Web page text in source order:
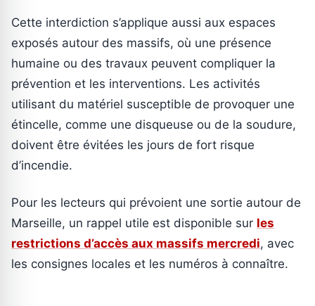
Cette interdiction s’applique aussi aux espaces
exposés autour des massifs, où une présence
humaine ou des travaux peuvent compliquer la
prévention et les interventions. Les activités
utilisant du matériel susceptible de provoquer une
étincelle, comme une disqueuse ou de la soudure,
doivent être évitées les jours de fort risque
d’incendie.
Pour les lecteurs qui prévoient une sortie autour de
Marseille, un rappel utile est disponible sur les
restrictions d’accès aux massifs mercredi, avec
les consignes locales et les numéros à connaître.